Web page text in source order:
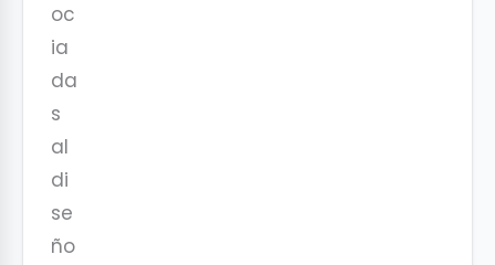
oc
ia
da
s
al
di
se
ño